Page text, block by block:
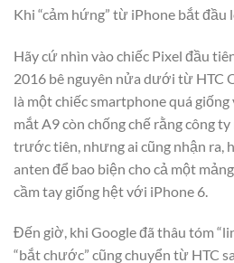
Khi “cảm hứng” từ iPhone bắt đầu
Hãy cứ nhìn vào chiếc Pixel đầu
2016 bê nguyên nửa dưới từ HTC
là một chiếc smartphone quá
mắt A9 còn chống chế rằng công
trước tiên, nhưng ai cũng nhận ra,
anten để bao biện cho cả một
cầm tay giống hệt với iPhone 6.
Đến giờ, khi Google đã thâu tóm
“bắt chước” cũng chuyển từ HTC